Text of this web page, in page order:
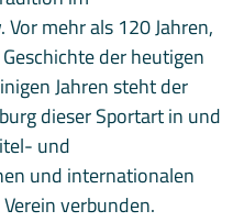
Vor mehr als 120 Jahren,
der heutigen
Jahren steht der
dieser Sportart in und
und
und internationalen
verbunden.